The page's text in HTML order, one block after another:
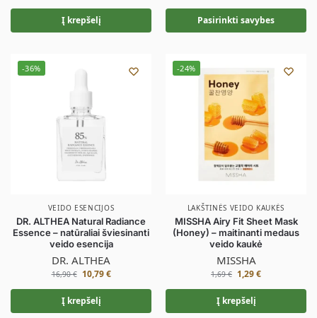
Į krepšelį Pasirinkti savybes
-36%
VEIDO ESENCIJOS
DR. ALTHEA Natural Radiance
Essence – natūraliai šviesinanti
veido esencija
DR. ALTHEA
16,90€ 10,79€
Į krepšelį
-24%
LAKŠTINĖS VEIDO KAUKĖS
MISSHA Airy Fit Sheet Mask
(Honey) – maitinanti medaus
veido kaukė
MISSHA
1,69€ 1,29€
Į krepšelį